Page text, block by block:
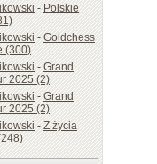
-Polskie
-Goldchess
(300)
-Grand
2025 (2)
-Grand
2025 (2)
-Z życia